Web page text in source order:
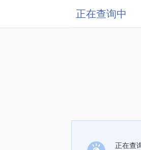
正在查询中
正在查